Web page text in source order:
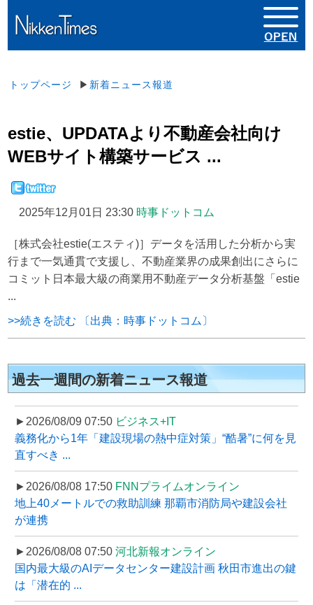
トップページ ▶ 新着ニュース報道
estie、UPDATAより不動産会社向け
WEBサイト構築サービス ...
2025年12月01日 23:30 時事ドットコム
［株式会社estie(エスティ)］データを活用した分析から実
行まで一気通貫で支援し、不動産業界の成果創出にさらに
コミット日本最大級の商業用不動産データ分析基盤「estie
...
>>続きを読む 〔出典：時事ドットコム〕
過去一週間の新着ニュース報道
►2026/08/09 07:50 ビジネス+IT
義務化から1年「建設現場の熱中症対策」“酷暑”に何を見
直すべき ...
►2026/08/08 17:50 FNNプライムオンライン
地上40メートルでの救助訓練 那覇市消防局や建設会社
が連携
►2026/08/08 07:50 河北新報オンライン
国内最大級のAIデータセンター建設計画 秋田市進出の鍵
は「潜在的 ...